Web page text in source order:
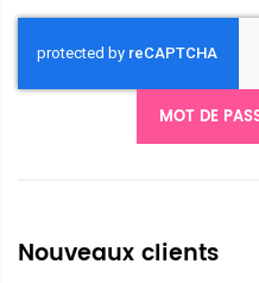
MOT DE
Nouveaux clients